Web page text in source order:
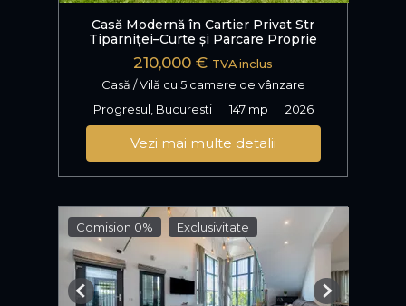
Casă Modernă în Cartier Privat Str
Tiparniței–Curte și Parcare Proprie
210,000 € TVA inclus
Casă / Vilă cu 5 camere de vânzare
Progresul, Bucuresti
147 mp 2026
Vezi mai multe detalii
Comision 0% Exclusivitate
Previous Next